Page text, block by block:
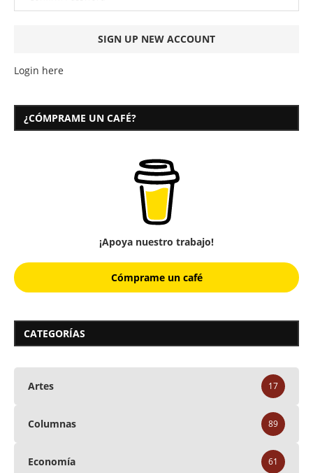
Login here
¿CÓMPRAME UN CAFÉ?
¡Apoya nuestro trabajo!
Cómprame un café
CATEGORÍAS
Artes 17
Columnas 89
Economía 61